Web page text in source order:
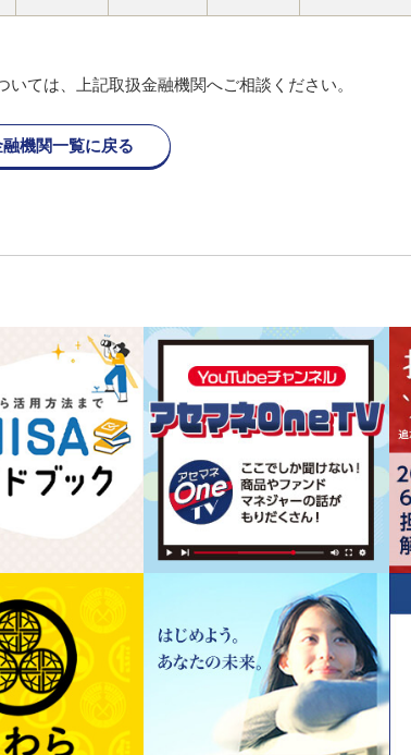
ては、上記取扱金融機関へご相談ください。
機関一覧に戻る